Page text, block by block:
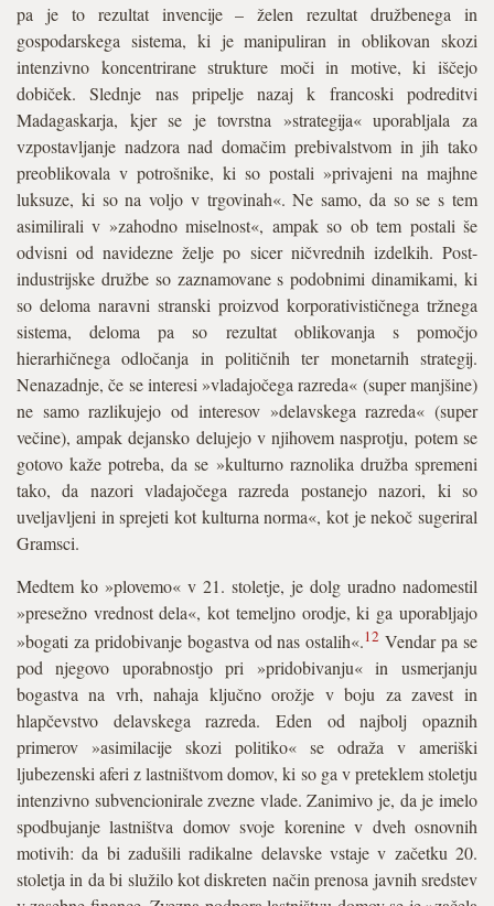
pa je to rezultat invencije – želen rezultat družbenega in
gospodarskega sistema, ki je manipuliran in oblikovan skozi
intenzivno koncentrirane strukture moči in motive, ki iščejo
dobiček. Slednje nas pripelje nazaj k francoski podreditvi
Madagaskarja, kjer se je tovrstna »strategija« uporabljala za
vzpostavljanje nadzora nad domačim prebivalstvom in jih tako
preoblikovala v potrošnike, ki so postali »privajeni na majhne
luksuze, ki so na voljo v trgovinah«. Ne samo, da so se s tem
asimilirali v »zahodno miselnost«, ampak so ob tem postali še
odvisni od navidezne želje po sicer ničvrednih izdelkih. Post-
industrijske družbe so zaznamovane s podobnimi dinamikami, ki
so deloma naravni stranski proizvod korporativističnega tržnega
sistema, deloma pa so rezultat oblikovanja s pomočjo
hierarhičnega odločanja in političnih ter monetarnih strategij.
Nenazadnje, če se interesi »vladajočega razreda« (super manjšine)
ne samo razlikujejo od interesov »delavskega razreda« (super
večine), ampak dejansko delujejo v njihovem nasprotju, potem se
gotovo kaže potreba, da se »kulturno raznolika družba spremeni
tako, da nazori vladajočega razreda postanejo nazori, ki so
uveljavljeni in sprejeti kot kulturna norma«, kot je nekoč sugeriral
Gramsci.
Medtem ko »plovemo« v 21. stoletje, je dolg uradno nadomestil
»presežno vrednost dela«, kot temeljno orodje, ki ga uporabljajo
»bogati za pridobivanje bogastva od nas ostalih«.12 Vendar pa se
pod njegovo uporabnostjo pri »pridobivanju« in usmerjanju
bogastva na vrh, nahaja ključno orožje v boju za zavest in
hlapčevstvo delavskega razreda. Eden od najbolj opaznih
primerov »asimilacije skozi politiko« se odraža v ameriški
ljubezenski aferi z lastništvom domov, ki so ga v preteklem stoletju
intenzivno subvencionirale zvezne vlade. Zanimivo je, da je imelo
spodbujanje lastništva domov svoje korenine v dveh osnovnih
motivih: da bi zadušili radikalne delavske vstaje v začetku 20.
stoletja in da bi služilo kot diskreten način prenosa javnih sredstev